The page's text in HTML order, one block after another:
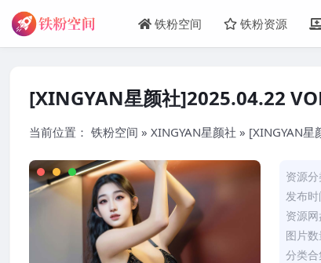
铁粉空间 铁粉资源
[XINGYAN星颜社]2025.04.22
当前位置： 铁粉空间 » XINGYAN星颜社 » [XINGYAN
资源
发布
资源
图片
分类